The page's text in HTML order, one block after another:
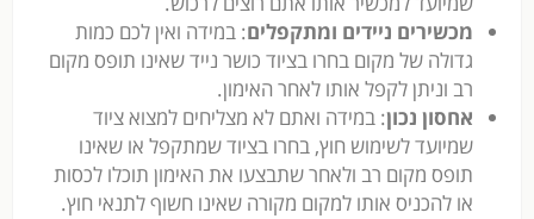
מכשירים ניידים ומתקפלים: במידה ואין לכם כמות
גדולה של מקום בחרו בציוד כושר נייד שאינו תופס מקום
רב וניתן לקפל אותו לאחר האימון.
אחסון נכון: במידה ואתם לא מצליחים למצוא ציוד
שמיועד לשימוש חוץ, בחרו בציוד שמתקפל או שאינו
תופס מקום רב ולאחר שתבצעו את האימון תוכלו לכסות
או להכניס אותו למקום מקורה שאינו חשוף לתנאי חוץ.